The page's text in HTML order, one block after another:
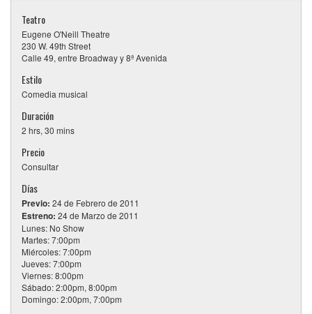
Teatro
Eugene O'Neill Theatre
230 W. 49th Street
Calle 49, entre Broadway y 8ª Avenida
Estilo
Comedia musical
Duración
2 hrs, 30 mins
Precio
Consultar
Días
Previo: 24 de Febrero de 2011
Estreno: 24 de Marzo de 2011
Lunes: No Show
Martes: 7:00pm
Miércoles: 7:00pm
Jueves: 7:00pm
Viernes: 8:00pm
Sábado: 2:00pm, 8:00pm
Domingo: 2:00pm, 7:00pm